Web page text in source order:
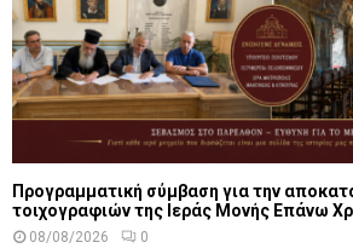
Προγραμματική σύμβαση για την
τοιχογραφιών της Ιεράς Μονής Επάνω
08/08/2026 0